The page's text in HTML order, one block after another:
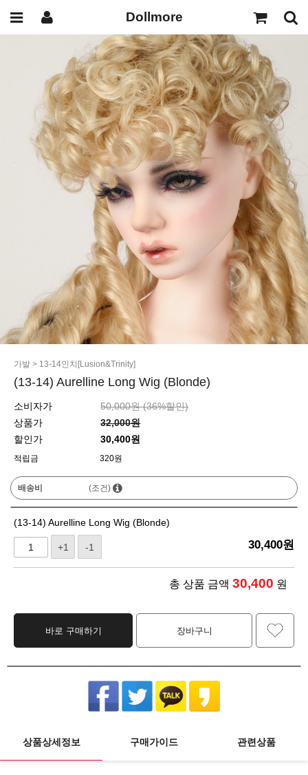
Dollmore
가발 > 13-14인치[Lusion&Trinity]
(13-14) Aurelline Long Wig (Blonde)
소비자가 50,000원 (36%할인)
상품가
32,000원
할인가
30,400원
적립금 320원
배송비 (조건)
(13-14) Aurelline Long Wig (Blonde)
+1 -1 30,400원
총 상품 금액 30,400 원
바로 구매하기 장바구니
상품상세정보 구매가이드 관련상품